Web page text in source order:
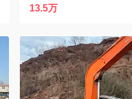
13.5万